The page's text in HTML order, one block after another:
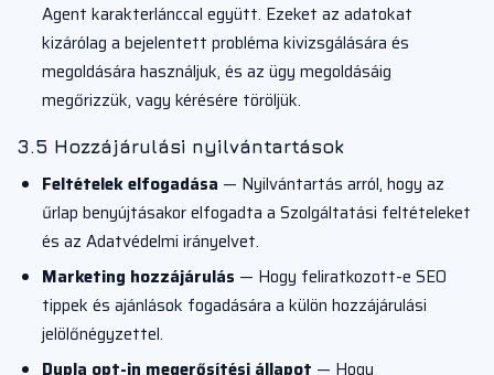
Agent karakterlánccal együtt. Ezeket az adatokat
kizárólag a bejelentett probléma kivizsgálására és
megoldására használjuk, és az ügy megoldásáig
megőrizzük, vagy kérésére töröljük.
3.5 Hozzájárulási nyilvántartások
Feltételek elfogadása — Nyilvántartás arról, hogy az
űrlap benyújtásakor elfogadta a Szolgáltatási feltételeket
és az Adatvédelmi irányelvet.
Marketing hozzájárulás — Hogy feliratkozott-e SEO
tippek és ajánlások fogadására a külön hozzájárulási
jelölőnégyzettel.
Dupla opt-in megerősítési állapot — Hogy